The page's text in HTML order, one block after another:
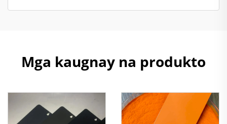
Mga kaugnay na produkto